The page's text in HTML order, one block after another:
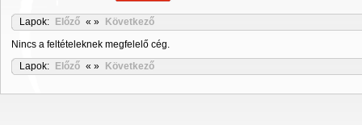
Lapok: Előző « »
Következő
Nincs a feltételeknek megfelelő cég.
Lapok:
Előző « » Következő